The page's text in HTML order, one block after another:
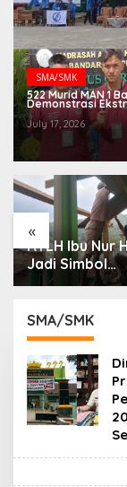
SMA/SMK
522 Murid MAN 1
Demonstrasi
2026
July 17, 2026
«
RTLH Ibu Nur
Jadi Simbol
Kepedulian
di Bukit
SMA/SMK